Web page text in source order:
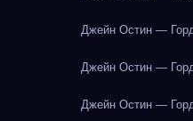
Джейн Остин —
Джейн Остин —
Джейн Остин —